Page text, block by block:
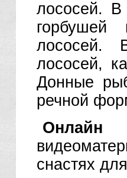
лососей.
горбушей
лососей.
лососей,
Донные
речной
Онлайн
снастях